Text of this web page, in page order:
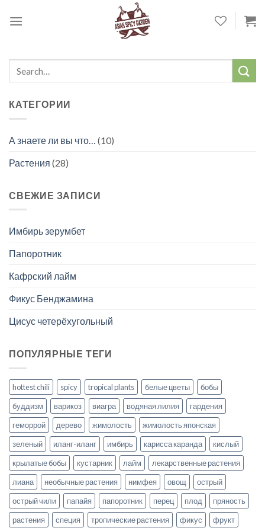
КАТЕГОРИИ
А знаете ли вы что…
(10)
Растения (28)
СВЕЖИЕ ЗАПИСИ
Имбирь зерумбет
Папоротник
Кафрский лайм
Фикус Бенджамина
Цисус четерёхугольный
ПОПУЛЯРНЫЕ ТЕГИ
hottest chili spicy tropical plants белые цветы
бобы
буддизм
варикоз виагра водяная лилия
гардения
геморрой
дерево жимолость
жимолость японская
зеленый
иланг-иланг имбирь карисса каранда
кислый
крылатые бобы
кустарник лайм
лекарственные растения
лиана
необычные растения нимфея овощ
острый
острый чили
папайя папоротник перец плод
пряность
растения
специя тропические растения фикус фрукт